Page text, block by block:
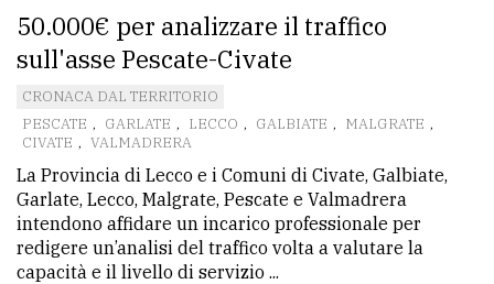
50.000€ per analizzare il traffico
sull'asse Pescate-Civate
CRONACA DAL TERRITORIO
PESCATE , GARLATE , LECCO , GALBIATE , MALGRATE ,
CIVATE , VALMADRERA
La Provincia di Lecco e i Comuni di Civate, Galbiate,
Garlate, Lecco, Malgrate, Pescate e Valmadrera
intendono affidare un incarico professionale per
redigere un’analisi del traffico volta a valutare la
capacità e il livello di servizio ...